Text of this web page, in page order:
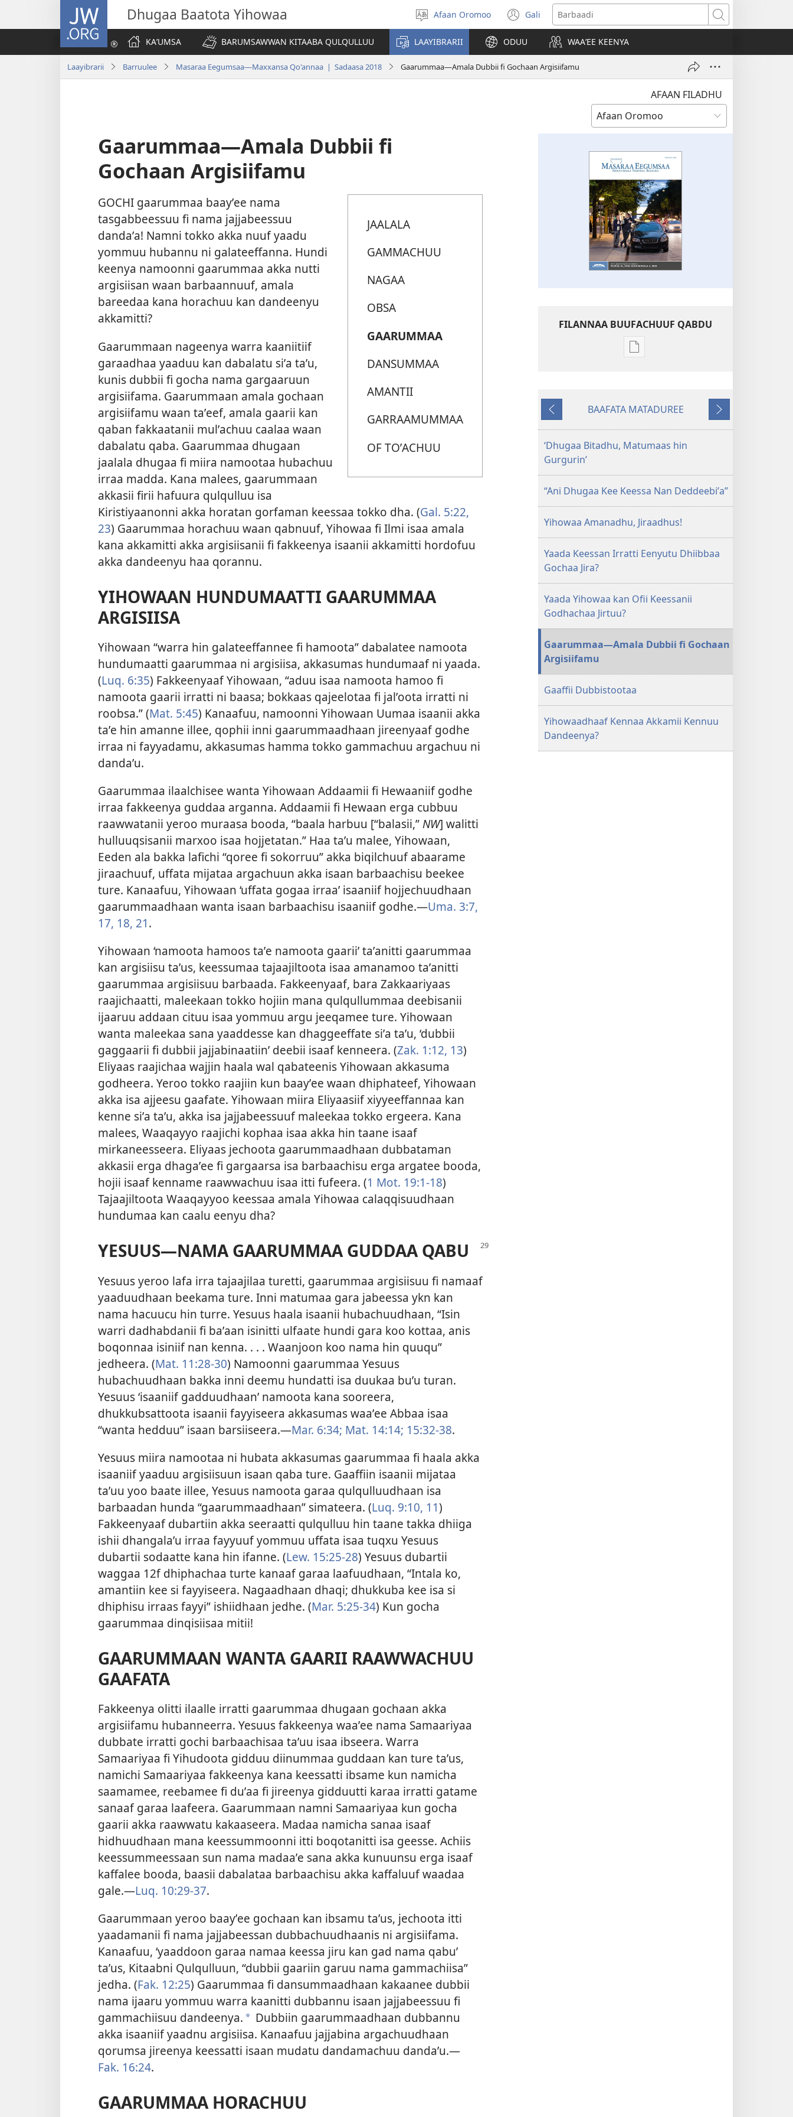
JW.ORG Dhugaa Baatota Yihowaa
Afaan
filadhu
Afaan Oromoo Gali
(opens
new
window)
Barbaadi
KAʼUMSA
BARUMSAWWAN KITAABA QULQULLUU LAAYIBRARII ODUU WAAʼEE KEENYA
Laayibrarii Barruulee Masaraa Eegumsaa—Maxxansa Qo'annaa | Sadaasa 2018 Gaarummaa—Amala Dubbii fi Gochaan Argisiifamu
AFAAN FILADHU
Gaarummaa—Amala Dubbii fi
Gochaan Argisiifamu
JAALALA
GAMMACHUU
NAGAA
OBSA
GAARUMMAA
DANSUMMAA
AMANTII
GARRAAMUMMAA
OF TOʼACHUU
GOCHI gaarummaa baayʼee nama
tasgabbeessuu fi nama jajjabeessuu
dandaʼa! Namni tokko akka nuuf yaadu
yommuu hubannu ni galateeffanna. Hundi
keenya namoonni gaarummaa akka nutti
argisiisan waan barbaannuuf, amala
bareedaa kana horachuu kan dandeenyu
akkamitti?
Gaarummaan nageenya warra kaaniitiif
garaadhaa yaaduu kan dabalatu siʼa taʼu,
kunis dubbii fi gocha nama gargaaruun
argisiifama. Gaarummaan amala gochaan
argisiifamu waan taʼeef, amala gaarii kan
qaban fakkaatanii mulʼachuu caalaa waan
dabalatu qaba. Gaarummaa dhugaan
jaalala dhugaa fi miira namootaa hubachuu
irraa madda. Kana malees, gaarummaan
akkasii firii hafuura qulqulluu isa
Kiristiyaanonni akka horatan gorfaman keessaa tokko dha. (Gal. 5:22,
23) Gaarummaa horachuu waan qabnuuf, Yihowaa fi Ilmi isaa amala
kana akkamitti akka argisiisanii fi fakkeenya isaanii akkamitti hordofuu
akka dandeenyu haa qorannu.
YIHOWAAN HUNDUMAATTI GAARUMMAA
ARGISIISA
Yihowaan “warra hin galateeffannee fi hamoota” dabalatee namoota
hundumaatti gaarummaa ni argisiisa, akkasumas hundumaaf ni yaada.
(Luq. 6:35) Fakkeenyaaf Yihowaan, “aduu isaa namoota hamoo fi
namoota gaarii irratti ni baasa; bokkaas qajeelotaa fi jalʼoota irratti ni
roobsa.” (Mat. 5:45) Kanaafuu, namoonni Yihowaan Uumaa isaanii akka
taʼe hin amanne illee, qophii inni gaarummaadhaan jireenyaaf godhe
irraa ni fayyadamu, akkasumas hamma tokko gammachuu argachuu ni
dandaʼu.
Gaarummaa ilaalchisee wanta Yihowaan Addaamii fi Hewaaniif godhe
irraa fakkeenya guddaa arganna. Addaamii fi Hewaan erga cubbuu
raawwatanii yeroo muraasa booda, “baala harbuu [“balasii,”NW] walitti
hulluuqsisanii marxoo isaa hojjetatan.” Haa taʼu malee, Yihowaan,
Eeden ala bakka lafichi “qoree fi sokorruu” akka biqilchuuf abaarame
jiraachuuf, uffata mijataa argachuun akka isaan barbaachisu beekee
ture. Kanaafuu, Yihowaan ‘uffata gogaa irraa’ isaaniif hojjechuudhaan
gaarummaadhaan wanta isaan barbaachisu isaaniif godhe.—Uma. 3:7,
17, 18, 21.
Yihowaan ‘namoota hamoos taʼe namoota gaarii’ taʼanitti gaarummaa
kan argisiisu taʼus, keessumaa tajaajiltoota isaa amanamoo taʼanitti
gaarummaa argisiisuu barbaada. Fakkeenyaaf, bara Zakkaariyaas
raajichaatti, maleekaan tokko hojiin mana qulqullummaa deebisanii
ijaaruu addaan cituu isaa yommuu argu jeeqamee ture. Yihowaan
wanta maleekaa sana yaaddesse kan dhaggeeffate siʼa taʼu, ‘dubbii
gaggaarii fi dubbii jajjabinaatiin’ deebii isaaf kenneera. (Zak. 1:12, 13)
Eliyaas raajichaa wajjin haala wal qabateenis Yihowaan akkasuma
godheera. Yeroo tokko raajiin kun baayʼee waan dhiphateef, Yihowaan
akka isa ajjeesu gaafate. Yihowaan miira Eliyaasiif xiyyeeffannaa kan
kenne siʼa taʼu, akka isa jajjabeessuuf maleekaa tokko ergeera. Kana
malees, Waaqayyo raajichi kophaa isaa akka hin taane isaaf
mirkaneesseera. Eliyaas jechoota gaarummaadhaan dubbataman
akkasii erga dhagaʼee fi gargaarsa isa barbaachisu erga argatee booda,
hojii isaaf kenname raawwachuu isaa itti fufeera. (1 Mot. 19:1-18)
Tajaajiltoota Waaqayyoo keessaa amala Yihowaa calaqqisuudhaan
hundumaa kan caalu eenyu dha?
YESUUS—NAMA GAARUMMAA GUDDAA QABU
Yesuus yeroo lafa irra tajaajilaa turetti, gaarummaa argisiisuu fi namaaf
yaaduudhaan beekama ture. Inni matumaa gara jabeessa ykn kan
nama hacuucu hin turre. Yesuus haala isaanii hubachuudhaan, “Isin
warri dadhabdanii fi baʼaan isinitti ulfaate hundi gara koo kottaa, anis
boqonnaa isiniif nan kenna. . . . Waanjoon koo nama hin quuqu”
jedheera. (Mat. 11:28-30) Namoonni gaarummaa Yesuus
hubachuudhaan bakka inni deemu hundatti isa duukaa buʼu turan.
Yesuus ‘isaaniif gadduudhaan’ namoota kana sooreera,
dhukkubsattoota isaanii fayyiseera akkasumas waaʼee Abbaa isaa
“wanta hedduu” isaan barsiiseera.—Mar. 6:34; Mat. 14:14; 15:32-38.
Yesuus miira namootaa ni hubata akkasumas gaarummaa fi haala akka
isaaniif yaaduu argisiisuun isaan qaba ture. Gaaffiin isaanii mijataa
taʼuu yoo baate illee, Yesuus namoota garaa qulqulluudhaan isa
barbaadan hunda “gaarummaadhaan” simateera. (Luq. 9:10, 11)
Fakkeenyaaf dubartiin akka seeraatti qulqulluu hin taane takka dhiiga
ishii dhangalaʼu irraa fayyuuf yommuu uffata isaa tuqxu Yesuus
dubartii sodaatte kana hin ifanne. (Lew. 15:25-28) Yesuus dubartii
waggaa 12f dhiphachaa turte kanaaf garaa laafuudhaan, “Intala ko,
amantiin kee si fayyiseera. Nagaadhaan dhaqi; dhukkuba kee isa si
dhiphisu irraas fayyi” ishiidhaan jedhe. (Mar. 5:25-34) Kun gocha
gaarummaa dinqisiisaa mitii!
GAARUMMAAN WANTA GAARII RAAWWACHUU
GAAFATA
Fakkeenya olitti ilaalle irratti gaarummaa dhugaan gochaan akka
argisiifamu hubanneerra. Yesuus fakkeenya waaʼee nama Samaariyaa
dubbate irratti gochi barbaachisaa taʼuu isaa ibseera. Warra
Samaariyaa fi Yihudoota gidduu diinummaa guddaan kan ture taʼus,
namichi Samaariyaa fakkeenya kana keessatti ibsame kun namicha
saamamee, reebamee fi duʼaa fi jireenya gidduutti karaa irratti gatame
sanaaf garaa laafeera. Gaarummaan namni Samaariyaa kun gocha
gaarii akka raawwatu kakaaseera. Madaa namicha sanaa isaaf
hidhuudhaan mana keessummoonni itti boqotanitti isa geesse. Achiis
keessummeessaan sun nama madaaʼe sana akka kunuunsu erga isaaf
kaffalee booda, baasii dabalataa barbaachisu akka kaffaluuf waadaa
gale.—Luq. 10:29-37.
Gaarummaan yeroo baayʼee gochaan kan ibsamu taʼus, jechoota itti
yaadamanii fi nama jajjabeessan dubbachuudhaanis ni argisiifama.
Kanaafuu, ‘yaaddoon garaa namaa keessa jiru kan gad nama qabu’
taʼus, Kitaabni Qulqulluun, “dubbii gaariin garuu nama gammachiisa”
jedha. (Fak. 12:25) Gaarummaa fi dansummaadhaan kakaanee dubbii
nama ijaaru yommuu warra kaanitti dubbannu isaan jajjabeessuu fi
gammachiisuu dandeenya. a Dubbiin gaarummaadhaan dubbannu
akka isaaniif yaadnu argisiisa. Kanaafuu jajjabina argachuudhaan
qorumsa jireenya keessatti isaan mudatu dandamachuu dandaʼu.—
Fak. 16:24.
GAARUMMAA HORACHUU
FILANNAA BUUFACHUUF QABDU
Filannaawwan
MASARAA
MAXXANSA
Deebiʼi
BAAFATA MATADUREE
Itti
Fufi
‘Dhugaa Bitadhu, Matumaas hin
Gurgurin’
“Ani Dhugaa Kee Keessa Nan Deddeebiʼa”
Yihowaa Amanadhu, Jiraadhus!
Yaada Keessan Irratti Eenyutu Dhiibbaa
Gochaa Jira?
Yaada Yihowaa kan Ofii Keessanii
Godhachaa Jirtuu?
Gaarummaa—Amala Dubbii fi Gochaan
Argisiifamu
Gaaffii Dubbistootaa
Yihowaadhaaf Kennaa Akkamii Kennuu
Dandeenya?